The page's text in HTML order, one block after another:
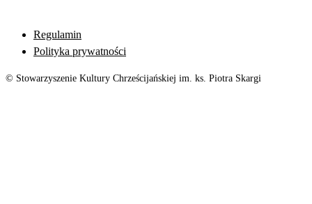
Regulamin
Polityka prywatności
© Stowarzyszenie Kultury Chrześcijańskiej im. ks. Piotra Skargi